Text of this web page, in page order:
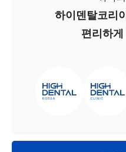
하이덴탈코리
편리하